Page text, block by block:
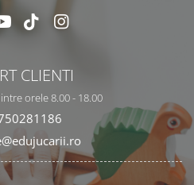
CLIENTI
orele 8.00 - 18.00